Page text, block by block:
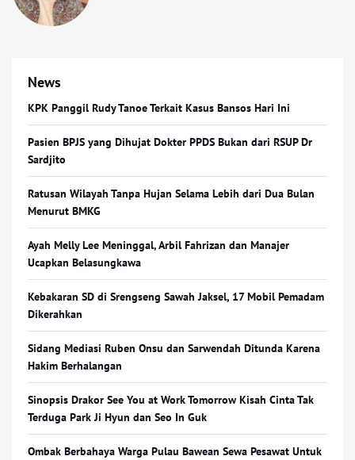
News
KPK Panggil Rudy Tanoe Terkait Kasus Bansos Hari Ini
Pasien BPJS yang Dihujat Dokter PPDS Bukan dari RSUP Dr
Sardjito
Ratusan Wilayah Tanpa Hujan Selama Lebih dari Dua Bulan
Menurut BMKG
Ayah Melly Lee Meninggal, Arbil Fahrizan dan Manajer
Ucapkan Belasungkawa
Kebakaran SD di Srengseng Sawah Jaksel, 17 Mobil Pemadam
Dikerahkan
Sidang Mediasi Ruben Onsu dan Sarwendah Ditunda Karena
Hakim Berhalangan
Sinopsis Drakor See You at Work Tomorrow Kisah Cinta Tak
Terduga Park Ji Hyun dan Seo In Guk
Ombak Berbahaya Warga Pulau Bawean Sewa Pesawat Untuk